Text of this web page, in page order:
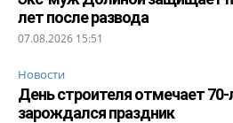
лет после развода
07.08.2026 15:51
Новости
День строителя отмечает 70-
зарождался праздник